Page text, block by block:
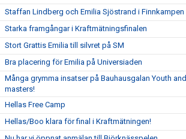
Staffan Lindberg och Emilia Sjöstrand i Finnkampen
Starka framgångar i Kraftmätningsfinalen
Stort Grattis Emilia till silvret på SM
Bra placering för Emilia på Universiaden
Många grymma insatser på Bauhausgalan Youth and
masters!
Hellas Free Camp
Hellas/Boo klara för final i Kraftmätningen!